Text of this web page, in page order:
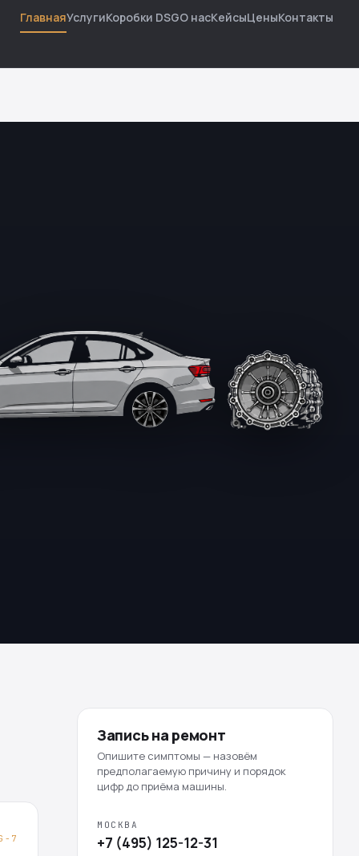
ГлавнаяУслугиКоробки DSGО насКейсыЦеныКонтакты
7
Запись на ремонт
Опишите симптомы — назовём
предполагаемую причину и порядок
цифр до приёма машины.
МОСКВА
+7 (495) 125-12-31